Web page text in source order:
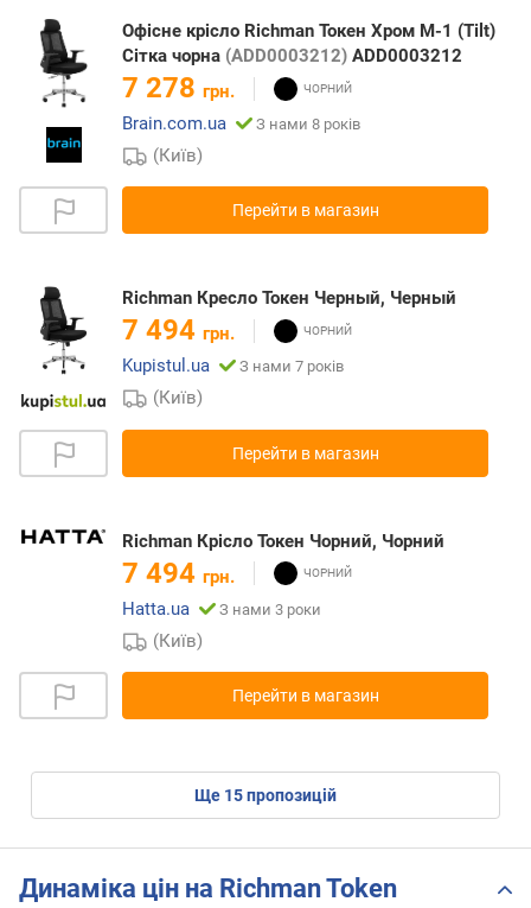
Офісне крісло Richman Токен Хром M-1 (Tilt)
Сітка чорна (ADD0003212) ADD0003212
7 278 грн.
Brain.com.ua
З нами 8 років
(Київ)
Перейти в магазин
Richman Кресло Токен Черный, Черный
7 494 грн.
Kupistul.ua
З нами 7 років
(Київ)
Перейти в магазин
Richman Крісло Токен Чорний, Чорний
7 494 грн.
Hatta.ua
З нами 3 роки
(Київ)
Перейти в магазин
ще 15пропозицій
Динаміка цін на Richman Token